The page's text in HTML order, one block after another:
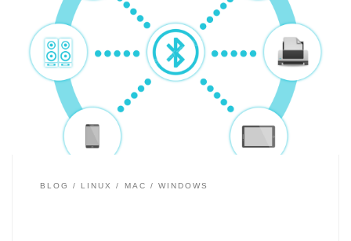
Ya hace más de 25 años que empezamos a usar
dispositivos con Bluetooth, al principio solía ser el modo
de enviar archivos entre dispositivos móviles cercanos
de manera fácil, aunque no tan rápida como las
conexiones Bluetooth actuales. Posteriormente
empezamos a usar este medio de transmisión
mediante radiofrecuencia para crear […]
BLOG LINUX MAC WINDOWS